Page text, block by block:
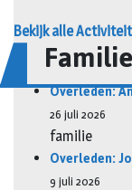
Bekijk alle
Overleden:
26 juli 2026
familie
Overleden:
9 juli 2026